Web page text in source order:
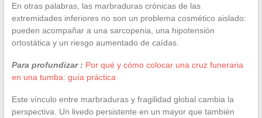
En otras palabras, las marbraduras crónicas de las
extremidades inferiores no son un problema cosmético aislado:
pueden acompañar a una sarcopenia, una hipotensión
ortostática y un riesgo aumentado de caídas.
Para profundizar : Por qué y cómo colocar una cruz funeraria
en una tumba: guía práctica
Este vínculo entre marbraduras y fragilidad global cambia la
perspectiva. Un livedo persistente en un mayor que también